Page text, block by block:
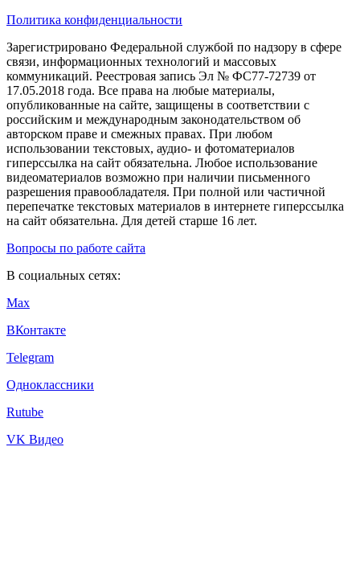
Политика конфиденциальности
Зарегистрировано Федеральной службой по надзору в сфере
связи, информационных технологий и массовых
коммуникаций. Реестровая запись Эл № ФС77-72739 от
17.05.2018 года. Все права на любые материалы,
опубликованные на сайте, защищены в соответствии с
российским и международным законодательством об
авторском праве и смежных правах. При любом
использовании текстовых, аудио- и фотоматериалов
гиперссылка на сайт обязательна. Любое использование
видеоматериалов возможно при наличии письменного
разрешения правообладателя. При полной или частичной
перепечатке текстовых материалов в интернете гиперссылка
на сайт обязательна. Для детей старше 16 лет.
Вопросы по работе сайта
В социальных сетях:
Max
ВКонтакте
Telegram
Одноклассники
Rutube
VK Видео